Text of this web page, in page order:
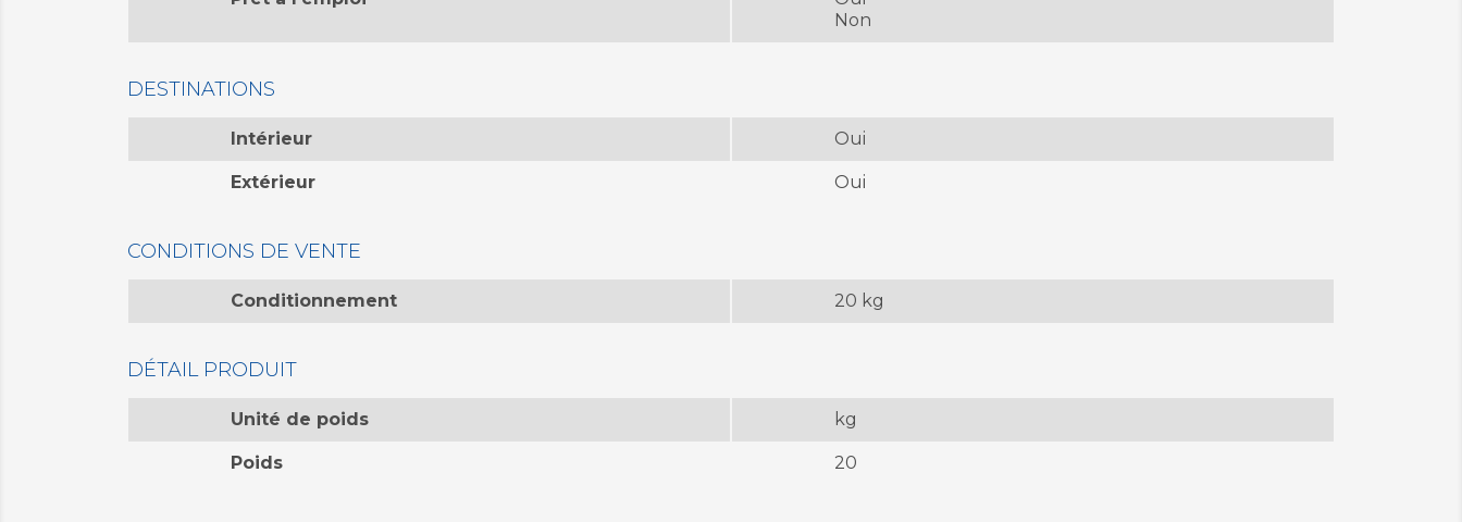
Non
DESTINATIONS
Intérieur Oui
Extérieur Oui
CONDITIONS DE VENTE
Conditionnement 20 kg
DÉTAIL PRODUIT
Unité de poids kg
Poids 20